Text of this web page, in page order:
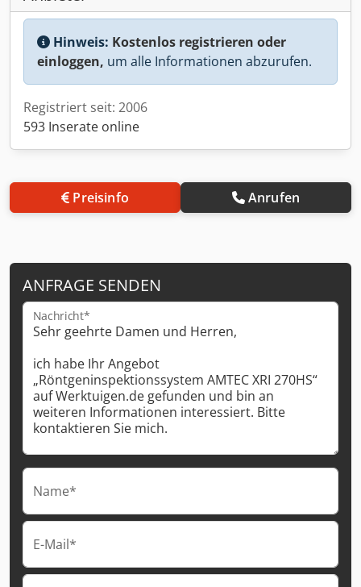
Hinweis: Kostenlos registrieren oder
einloggen, um alle Informationen abzurufen.
Registriert seit: 2006
593 Inserate online
Preisinfo Anrufen
ANFRAGE SENDEN
Nachricht*
Name*
E-Mail*